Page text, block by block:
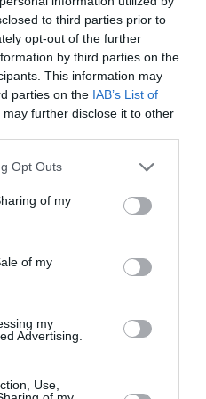
to third parties prior to
opt-out of the further
by third parties on the
This information may
parties on the IAB’s List of
may further disclose it to other
Opt Outs
of my
of my
my
Advertising.
Use,
στο
του Μισισιπή
την Τετάρτη.
Δεν ξέρω πώς
πώς να περιγράψω
από
κατάσταση της υγείας
ο πατέρας ενός από
στο σπίτι της
του Σαββάτου